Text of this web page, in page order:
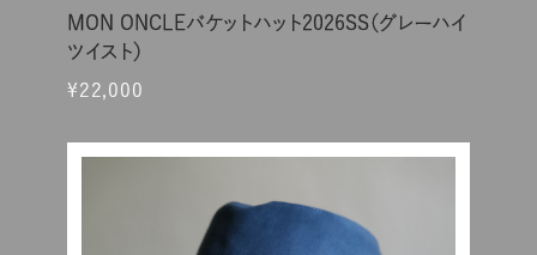
MON ONCLEバケットハット2026SS（グレーハイ
ツイスト）
¥22,000